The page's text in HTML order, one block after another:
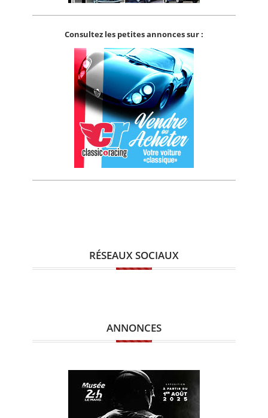
Consultez les petites annonces sur :
RÉSEAUX SOCIAUX
ANNONCES